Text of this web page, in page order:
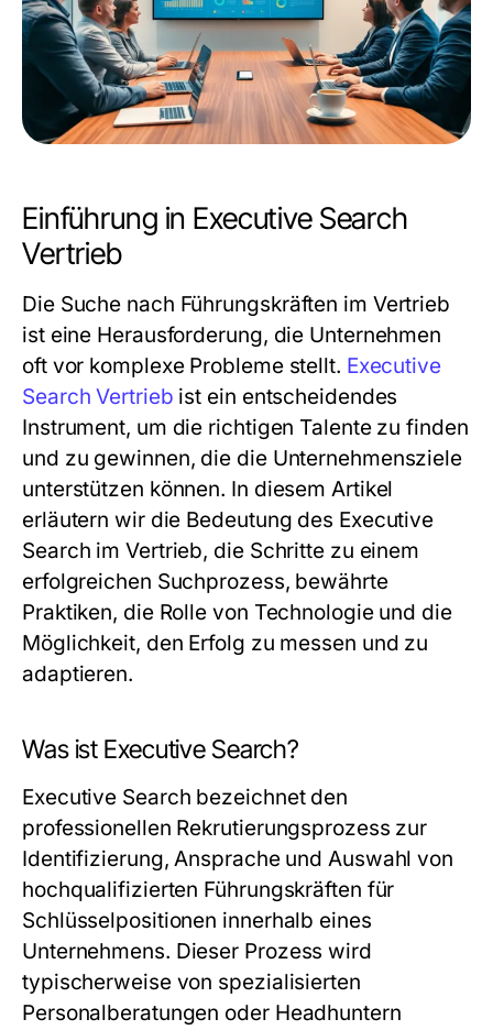
Einführung in Executive Search
Vertrieb
Die Suche nach Führungskräften im Vertrieb
ist eine Herausforderung, die Unternehmen
oft vor komplexe Probleme stellt. Executive
Search Vertrieb ist ein entscheidendes
Instrument, um die richtigen Talente zu finden
und zu gewinnen, die die Unternehmensziele
unterstützen können. In diesem Artikel
erläutern wir die Bedeutung des Executive
Search im Vertrieb, die Schritte zu einem
erfolgreichen Suchprozess, bewährte
Praktiken, die Rolle von Technologie und die
Möglichkeit, den Erfolg zu messen und zu
adaptieren.
Was ist Executive Search?
Executive Search bezeichnet den
professionellen Rekrutierungsprozess zur
Identifizierung, Ansprache und Auswahl von
hochqualifizierten Führungskräften für
Schlüsselpositionen innerhalb eines
Unternehmens. Dieser Prozess wird
typischerweise von spezialisierten
Personalberatungen oder Headhuntern